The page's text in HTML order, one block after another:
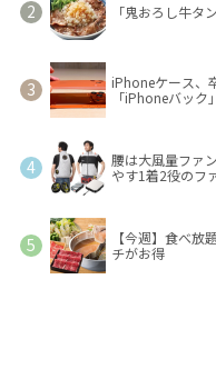
「鬼おろし牛
iPhoneケース、
「iPhoneバック
腰は大風量ファ
やす1着2役のフ
【今週】食べ
チがお得